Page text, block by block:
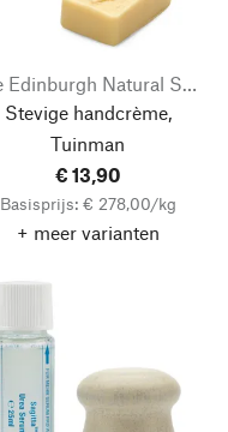
The Edinburgh Natural Skincare Company
Stevige handcrème,
Tuinman
€ 13,90
Basisprijs: € 278,00/kg
+ meer varianten